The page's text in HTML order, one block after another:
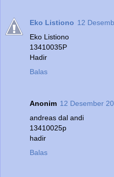
Eko Listiono 12
Eko Listiono
13410035P
Hadir
Balas
Anonim 12 Desember
andreas dal andi
13410025p
hadir
Balas